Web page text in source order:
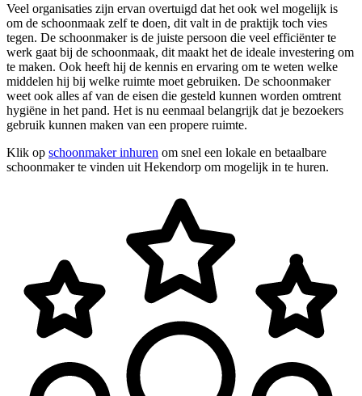
Veel organisaties zijn ervan overtuigd dat het ook wel mogelijk is
om de schoonmaak zelf te doen, dit valt in de praktijk toch vies
tegen. De schoonmaker is de juiste persoon die veel efficiënter te
werk gaat bij de schoonmaak, dit maakt het de ideale investering om
te maken. Ook heeft hij de kennis en ervaring om te weten welke
middelen hij bij welke ruimte moet gebruiken. De schoonmaker
weet ook alles af van de eisen die gesteld kunnen worden omtrent
hygiëne in het pand. Het is nu eenmaal belangrijk dat je bezoekers
gebruik kunnen maken van een propere ruimte.
Klik op schoonmaker inhuren om snel een lokale en betaalbare
schoonmaker te vinden uit Hekendorp om mogelijk in te huren.